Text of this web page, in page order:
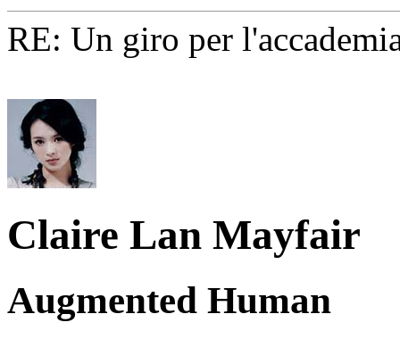
RE: Un giro per
Claire Lan Mayfair
Augmented Human